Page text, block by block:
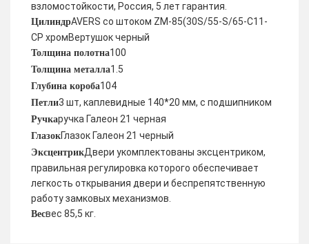
взломостойкости, Россия, 5 лет гарантия.
ЦилиндрAVERS со штоком ZM-85(30S/55-S/65-C11-
CP хромВертушок черный
Толщина полотна100
Толщина металла1.5
Глубина короба104
Петли3 шт, каплевидные 140*20 мм, с подшипником
Ручкаручка Галеон 21 черная
ГлазокГлазок Галеон 21 черный
ЭксцентрикДвери укомплектованы эксцентриком,
правильная регулировка которого обеспечивает
легкость открывания двери и беспрепятственную
работу замковых механизмов.
Весвес 85,5 кг.